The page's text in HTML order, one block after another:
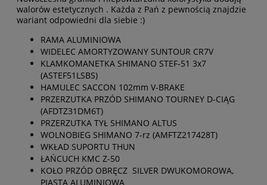
walorów estetycznych . Każda z Pań z pewnością znajdzie
wariant odpowiedni dla siebie :)
RAMA ALUMINIOWA
WIDELEC AMORTYZOWANY SUNTOUR CR7V
KLAMKOMANETKA SHIMANO STEF-51 3x7
(ASTEF51LSBS)
HAMULEC SACCON 102mm V-BRAKE
PRZERZUTKA PRZÓD SHIMANO TOURNEY D-CIĄG
(AFDTZ31DM6T)
PRZERZUTKA TYŁ SHIMANO ALTUS
WOLNOBIEG SHIMANO 7-rz (AMFTZ217428T)
WKŁAD SUPORTU THUN
ŁAŃCUCH KMC Z-50
KOŁO PRZÓD OBRĘCZ SILVER DWUKOMOROWA,
PIASTA ALUMINIOWA